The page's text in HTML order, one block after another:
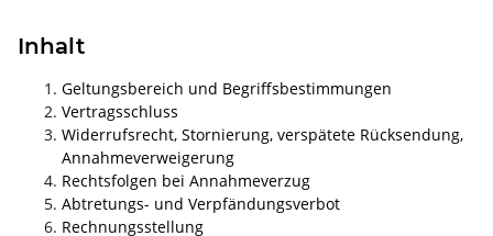
Inhalt
Geltungsbereich und Begriffsbestimmungen
Vertragsschluss
Widerrufsrecht, Stornierung, verspätete Rücksendung,
Annahmeverweigerung
Rechtsfolgen bei Annahmeverzug
Abtretungs- und Verpfändungsverbot
Rechnungsstellung